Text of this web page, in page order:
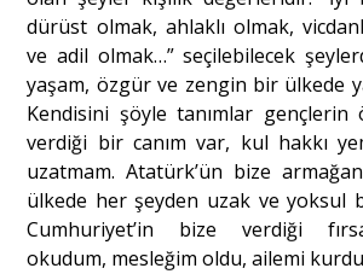
dürüst olmak, ahlaklı olmak,
ve adil olmak…” seçilebilecek
yaşam, özgür ve zengin bir ülkede
Kendisini şöyle tanımlar gençlerin
verdiği bir canım var, kul hakkı
uzatmam. Atatürk’ün bize
ülkede her şeyden uzak ve yoksul
Cumhuriyet’in bize verdiği
okudum, mesleğim oldu, ailemi